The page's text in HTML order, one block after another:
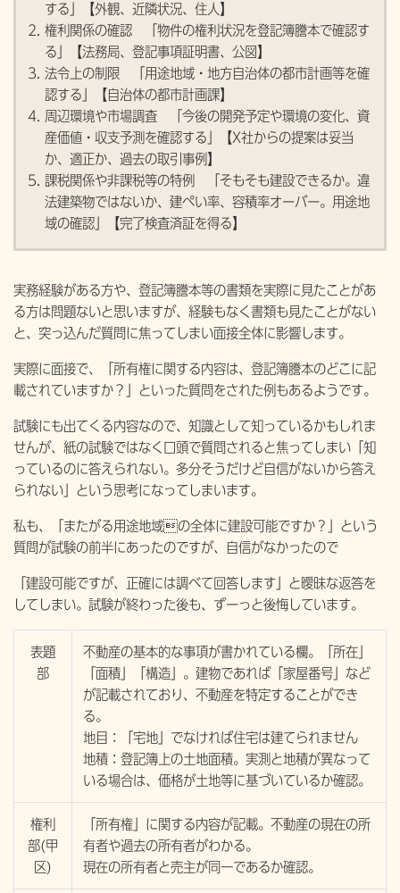
する」【外観、近隣状況、住人】
権利関係の確認 「物件の権利状況を登記簿謄本で確認す
る」【法務局、登記事項証明書、公図】
法令上の制限 「用途地域・地方自治体の都市計画等を確
認する」【自治体の都市計画課】
周辺環境や市場調査 「今後の開発予定や環境の変化、資
産価値・収支予測を確認する」【X社からの提案は妥当
か、適正か、過去の取引事例】
課税関係や非課税等の特例 「そもそも建設できるか。違
法建築物ではないか、建ぺい率、容積率オーバー。用途地
域の確認」【完了検査済証を得る】
実務経験がある方や、登記簿謄本等の書類を実際に見たことがあ
る方は問題ないと思いますが、経験もなく書類も見たことがない
と、突っ込んだ質問に焦ってしまい面接全体に影響します。
実際に面接で、「所有権に関する内容は、登記簿謄本のどこに記
載されていますか？」といった質問をされた例もあるようです。
試験にも出てくる内容なので、知識として知っているかもしれま
せんが、紙の試験ではなく口頭で質問されると焦ってしまい「知
っているのに答えられない。多分そうだけど自信がないから答え
られない」という思考になってしまいます。
私も、「またがる用途地域の全体に建設可能ですか？」という
質問が試験の前半にあったのですが、自信がなかったので
「建設可能ですが、正確には調べて回答します」と曖昧な返答を
してしまい。試験が終わった後も、ずーっと後悔しています。
表題
部
不動産の基本的な事項が書かれている欄。「所在」
「面積」「構造」。建物であれば「家屋番号」など
が記載されており、不動産を特定することができ
る。
地目：「宅地」でなければ住宅は建てられません
地積：登記簿上の土地面積。実測と地積が異なって
いる場合は、価格が土地等に基づいているか確認。
権利
部(甲
区)
「所有権」に関する内容が記載。不動産の現在の所
有者や過去の所有者がわかる。
現在の所有者と売主が同一であるか確認。